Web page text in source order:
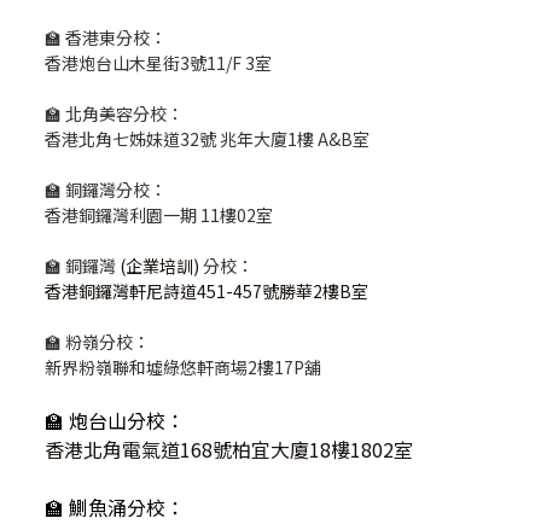
🏫 香港東分校：
香港炮台山木星街3號11/F 3室
🏫 北角美容分校：
香港北角七姊妹道32號 兆年大廈1樓 A&B室
🏫 銅鑼灣分校：
香港銅鑼灣利園一期 11樓02室
🏫 銅鑼灣 (企業培訓) 分校：
香港銅鑼灣軒尼詩道451-457號勝華2樓B室
🏫 粉嶺分校：
新界粉嶺聯和墟綠悠軒商場2樓17P舖
🏫 炮台山分校：
香港北角電氣道168號柏宜大廈18樓1802室
🏫 鰂魚涌分校：